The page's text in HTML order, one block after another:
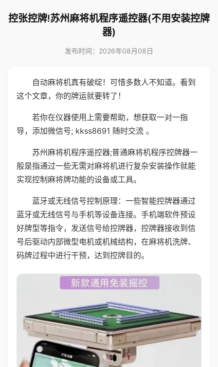
控张控牌!苏州麻将机程序遥控器(不用安装控牌
器)
发布时间：2026年08月08日
自动麻将机真有破绽！可惜多数人不知道。看到
这个文章，你的牌运就要转了！
若你在仪器使用上需要帮助，想获取一对一指
导，添加微信号; kkss8691 随时交流 。
苏州麻将机程序遥控器;普通麻将机程序控牌器一
般是指通过一些无需对麻将机进行复杂安装操作就能
实现控制麻将牌功能的设备或工具。
蓝牙或无线信号控制原理：一些智能控牌器通过
蓝牙或无线信号与手机等设备连接。手机端软件预设
好牌型等指令，发送信号给控牌器，控牌器接收到信
号后驱动内部微型电机或机械结构，在麻将机洗牌、
码牌过程中进行干预，达到控牌目的。